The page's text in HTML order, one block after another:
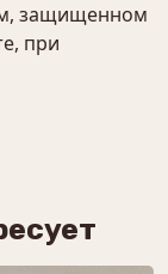
защищенном
при